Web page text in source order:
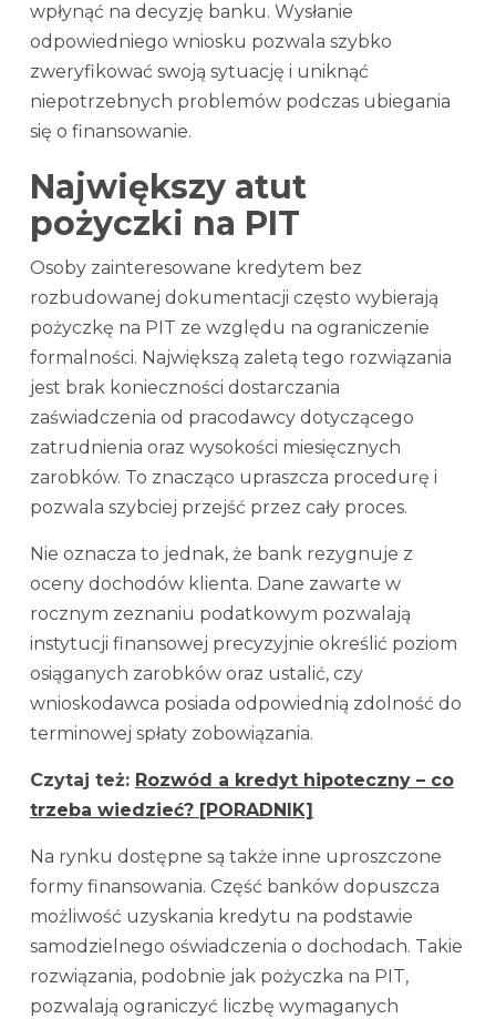
wpłynąć na decyzję banku. Wysłanie
odpowiedniego wniosku pozwala szybko
zweryfikować swoją sytuację i uniknąć
niepotrzebnych problemów podczas ubiegania
się o finansowanie.
Największy atut
pożyczki na PIT
Osoby zainteresowane kredytem bez
rozbudowanej dokumentacji często wybierają
pożyczkę na PIT ze względu na ograniczenie
formalności. Największą zaletą tego rozwiązania
jest brak konieczności dostarczania
zaświadczenia od pracodawcy dotyczącego
zatrudnienia oraz wysokości miesięcznych
zarobków. To znacząco upraszcza procedurę i
pozwala szybciej przejść przez cały proces.
Nie oznacza to jednak, że bank rezygnuje z
oceny dochodów klienta. Dane zawarte w
rocznym zeznaniu podatkowym pozwalają
instytucji finansowej precyzyjnie określić poziom
osiąganych zarobków oraz ustalić, czy
wnioskodawca posiada odpowiednią zdolność do
terminowej spłaty zobowiązania.
Czytaj też: Rozwód a kredyt hipoteczny – co
trzeba wiedzieć? [PORADNIK]
Na rynku dostępne są także inne uproszczone
formy finansowania. Część banków dopuszcza
możliwość uzyskania kredytu na podstawie
samodzielnego oświadczenia o dochodach. Takie
rozwiązania, podobnie jak pożyczka na PIT,
pozwalają ograniczyć liczbę wymaganych